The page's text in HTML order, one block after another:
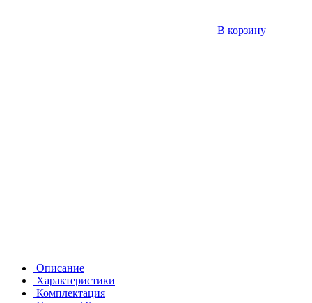
В корзину
Описание
Характеристики
Комплектация